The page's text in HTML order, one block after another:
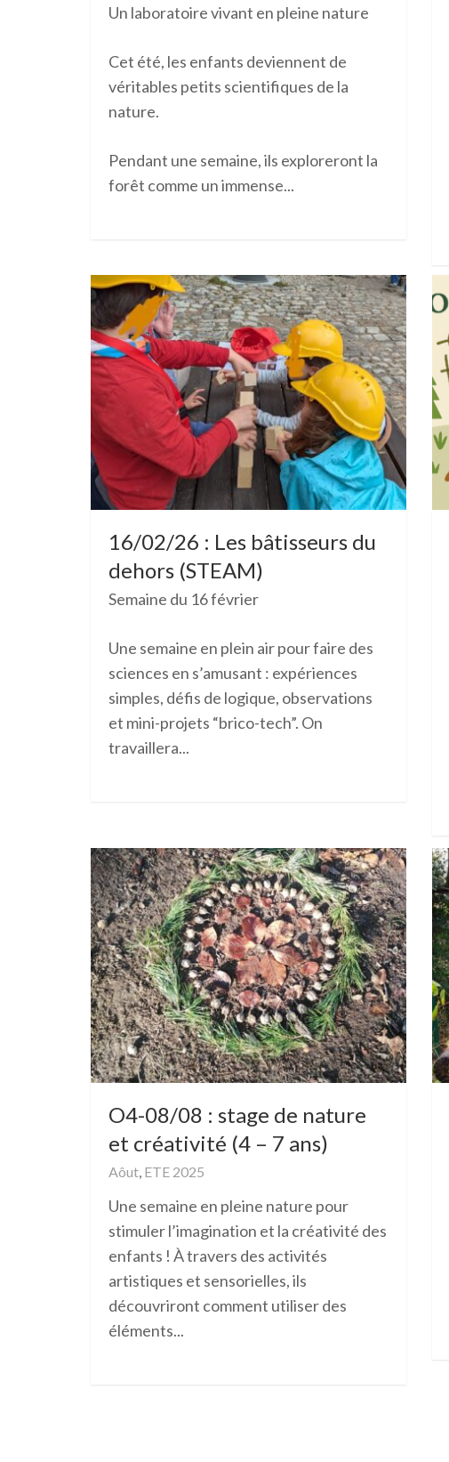
Un laboratoire vivant en pleine nature
Cet été, les enfants deviennent de
véritables petits scientifiques de la
nature.
Pendant une semaine, ils exploreront la
forêt comme un immense...
16/02/26 : Les bâtisseurs du
dehors (STEAM)
Semaine du 16 février
Une semaine en plein air pourfaire des
sciences en s’amusant : expériences
simples, défis de logique, observations
et mini-projets “brico-tech”. On
travaillera...
O4-08/08 : stage de nature
et créativité (4 – 7 ans)
Aôut, ETE 2025
Une semaine en pleine nature pour
stimuler l’imagination et la créativité des
enfants ! À travers des activités
artistiques et sensorielles, ils
découvriront comment utiliser des
éléments...